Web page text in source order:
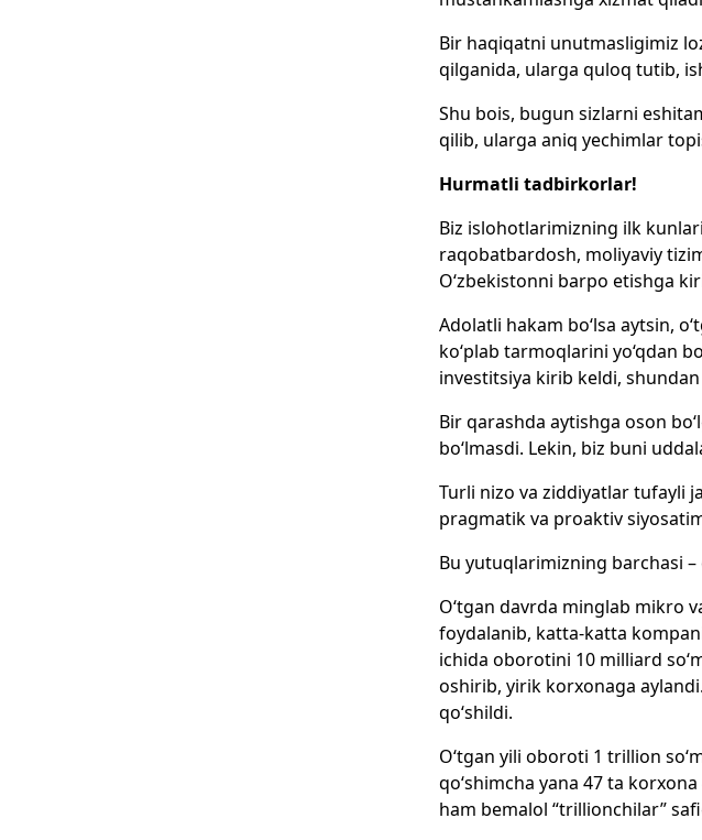
Bir haqiqatni unutmasligimiz
qilganida, ularga quloq tutib,
Shu bois, bugun sizlarni
qilib, ularga aniq yechimlar
Hurmatli tadbirkorlar!
Biz islohotlarimizning ilk
raqobatbardosh, moliyaviy
O‘zbekistonni barpo etishga
Adolatli hakam bo‘lsa aytsin,
ko‘plab tarmoqlarini yo‘qdan
investitsiya kirib keldi,
Bir qarashda aytishga oson
bo‘lmasdi. Lekin, biz buni
Turli nizo va ziddiyatlar tufayli
pragmatik va proaktiv
Bu yutuqlarimizning barchasi
O‘tgan davrda minglab mikro
foydalanib, katta-katta
ichida oborotini 10 milliard
oshirib, yirik korxonaga
qo‘shildi.
O‘tgan yili oboroti 1 trillion
qo‘shimcha yana 47 ta
ham bemalol “trillionchilar”